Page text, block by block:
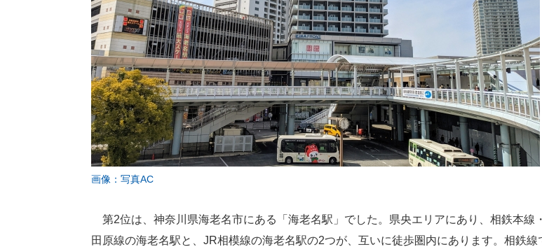
画像：写真AC
第2位は、神奈川県海老名市にある「海老名駅」でした。県央エリアにあり、相鉄本線
田原線の海老名駅と、JR相模線の海老名駅の2つが、互いに徒歩圏内にあります。相鉄線